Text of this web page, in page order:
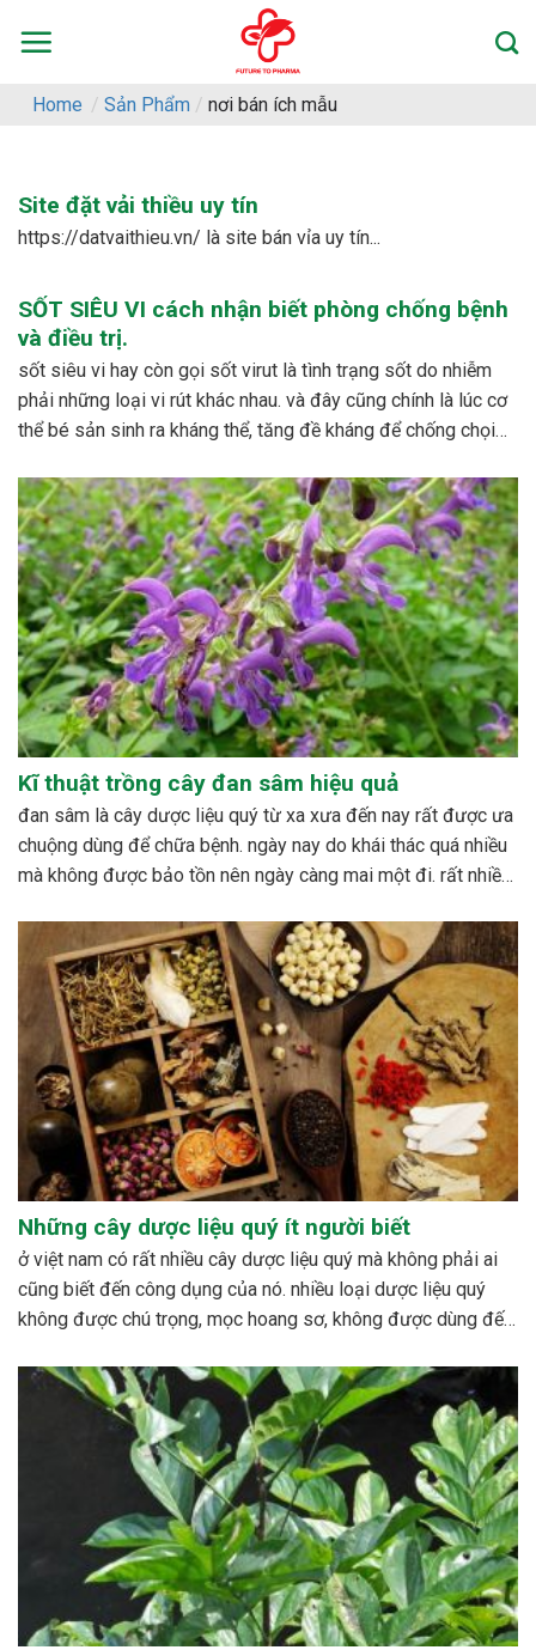
Home / Sản Phẩm / nơi bán ích mẫu
Site đặt vải thiều uy tín
https://datvaithieu.vn/ là site bán vỉa uy tín...
SỐT SIÊU VI cách nhận biết phòng chống bệnh
và điều trị.
sốt siêu vi hay còn gọi sốt virut là tình trạng sốt do nhiễm
phải những loại vi rút khác nhau. và đây cũng chính là lúc cơ
thể bé sản sinh ra kháng thể, tăng đề kháng để chống chọi
Kĩ thuật trồng cây đan sâm hiệu quả
đan sâm là cây dược liệu quý từ xa xưa đến nay rất được ưa
chuộng dùng để chữa bệnh. ngày nay do khái thác quá nhiều
mà không được bảo tồn nên ngày càng mai một đi. rất nhiều
Những cây dược liệu quý ít người biết
ở việt nam có rất nhiều cây dược liệu quý mà không phải ai
cũng biết đến công dụng của nó. nhiều loại dược liệu quý
không được chú trọng, mọc hoang sơ, không được dùng đến,